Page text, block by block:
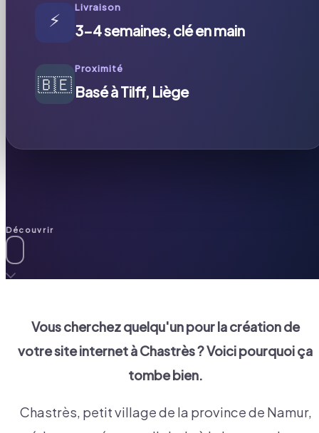
⚡
Livraison
3-4 semaines, clé en main
🇧🇪
Proximité
Basé à Tilff, Liège
Découvrir
Vous cherchez quelqu'un pour la création de
votre site internet àChastrès? Voici pourquoi ça
tombe bien.
Chastrès, petit village de la province de Namur,